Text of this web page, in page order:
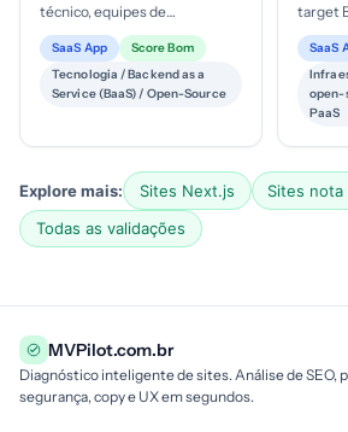
técnico, equipes de
desenvolvimento; estágio de
maturidade digital em adoção
de i...
SaaS App
Score Bom
Tecnologia / Backend as a
Service (BaaS) / Open-Source
target
com
SaaS
open-
PaaS
Explore mais: Sites Next.js
Sites nota
Todas as validações
MVPilot.com.br
Diagnóstico inteligente de sites. Análise de SEO,
segurança, copy e UX em segundos.